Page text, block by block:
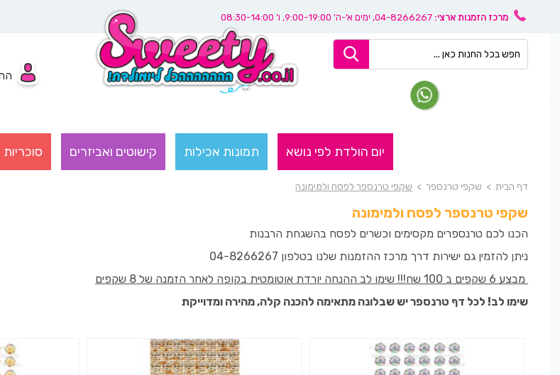
מרכז הזמנות ארצי: 04-8266267, ימים א'-ה' 9:00-19:00, ו’ 08:30-14:00
יום הולדת לפי נושא תמונות אכילות קישוטים ואביזרים
דף הבית > שקפי טרנספר > שקפי טרנספר לפסח ולמימונה
שקפי טרנספר לפסח ולמימונה
הכנו לכם טרנספרים מקסימים וכשרים לפסח בהשגחת הרבנות
ניתן להזמין גם ישירות דרך מרכז ההזמנות שלנו בטלפון 04-8266267
מבצע 6 שקפים ב 100 שח!!! שימו לב ההנחה יורדת אוטומטית בקופה לאחר הזמנה של 8 שקפים
שימו לב! לכל דף טרנספר יש שבלונה מתאימה להכנה קלה, מהירה ומדוייקת